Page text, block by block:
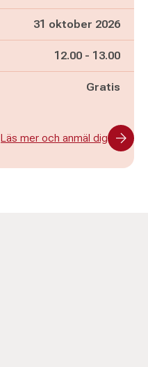
31 oktober 2026
Pågår mellan
12.00 - och
13.00
Gratis
Läs mer och anmäl dig